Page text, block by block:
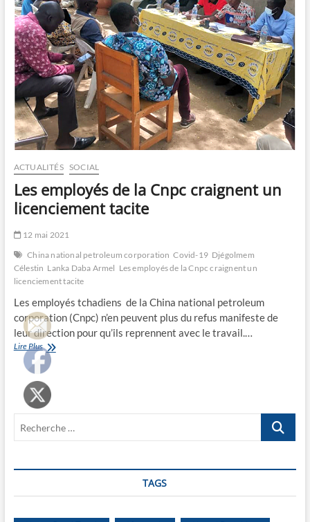
ACTUALITÉS SOCIAL
Les employés de la Cnpc craignent un
licenciement tacite
12 mai 2021
China national petroleum corporation Covid-19 Djégolmem
Célestin Lanka Daba Armel Les employés de la Cnpc craignent un
licenciement tacite
Les employés tchadiens de la China national petroleum
corporation (Cnpc) n’en peuvent plus du refus manifeste de
leur direction pour qu’ils reprennent avec le travail.…
Lire PlusLes
employés
de
la
Cnpc
craignent
licenciement
Recherche
TAGS